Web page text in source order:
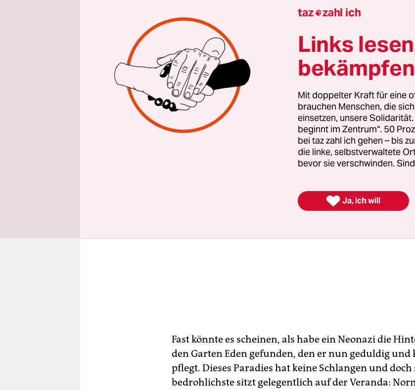
Roth (Joel Edgerton), dem Mann, der nun Gärtner ist,
das nicht zusammen. Ruhig und geduldig ist er.
Kundig informiert er über die Form und Geschichte
französischer und anderer Gärten. Traumhaft schön
Bilder von Gracewood Gardens, in Louisiana
Alexander Dynan von Haus, Anwesen, Garten streng
großzügigem Sinn für Farb- und Ornamentkunst
hat.
Fast könnte es scheinen, als habe ein Neonazi die
den Garten Eden gefunden, den er nun geduldig
pflegt. Dieses Paradies hat keine Schlangen und doch
bedrohlichste sitzt gelegentlich auf der Veranda:
taz zahl ich
Links
bekämpfen
Mit doppelter Kraft für eine
brauchen Menschen, die
einsetzen, unsere
beginnt im Zentrum“. 50
bei taz zahl ich gehen – bis
die linke, selbstverwaltete
bevor sie verschwinden.
 Ja, ich will